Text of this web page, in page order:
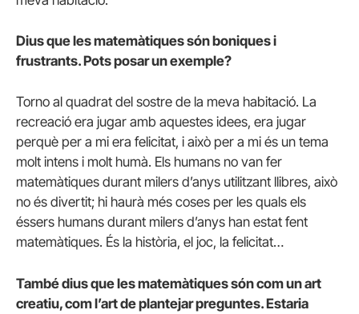
Dius que les matemàtiques són boniques i
frustrants. Pots posar un exemple?
Torno al quadrat del sostre de la meva habitació. La
recreació era jugar amb aquestes idees, era jugar
perquè per a mi era felicitat, i això per a mi és un tema
molt intens i molt humà. Els humans no van fer
matemàtiques durant milers d’anys utilitzant llibres, això
no és divertit; hi haurà més coses per les quals els
éssers humans durant milers d’anys han estat fent
matemàtiques. És la història, el joc, la felicitat…
També dius que les matemàtiques són com un art
creatiu, com l’art de plantejar preguntes. Estaria